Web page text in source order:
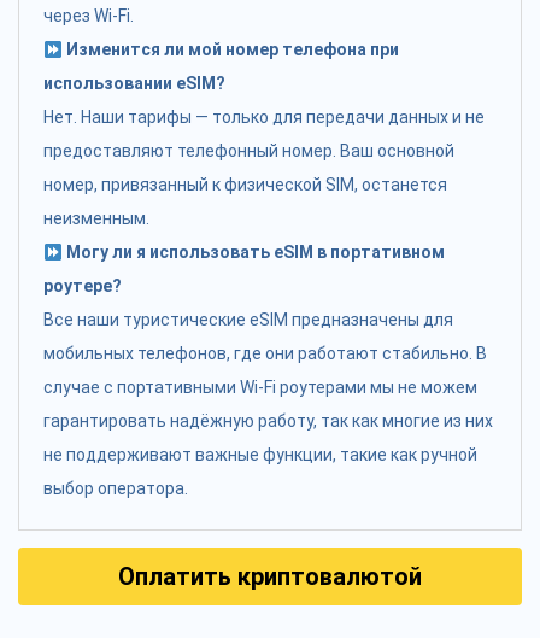
через Wi-Fi.
Изменится ли мой номер телефона при
использовании eSIM?
Нет. Наши тарифы — только для передачи данных и не
предоставляют телефонный номер. Ваш основной
номер, привязанный к физической SIM, останется
неизменным.
Могу ли я использовать eSIM в портативном
роутере?
Все наши туристические eSIM предназначены для
мобильных телефонов, где они работают стабильно. В
случае с портативными Wi-Fi роутерами мы не можем
гарантировать надёжную работу, так как многие из них
не поддерживают важные функции, такие как ручной
выбор оператора.
Оплатить криптовалютой